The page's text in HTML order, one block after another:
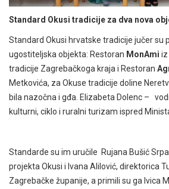
Standard Okusi tradicije za dva nova
Standard Okusi hrvatske tradicije jučer su
ugostiteljska objekta: Restoran MonAmi iz
tradicije Zagrebačkoga kraja i Restoran
Metkovića, za Okuse tradicije doline
bila nazočna i gđa. Elizabeta Dolenc –
kulturni, ciklo i ruralni turizam ispred
Standarde su im uručile Rujana Bušić
projekta Okusi i Ivana Alilović, direktorica
Zagrebačke županije, a primili su ga Ivica